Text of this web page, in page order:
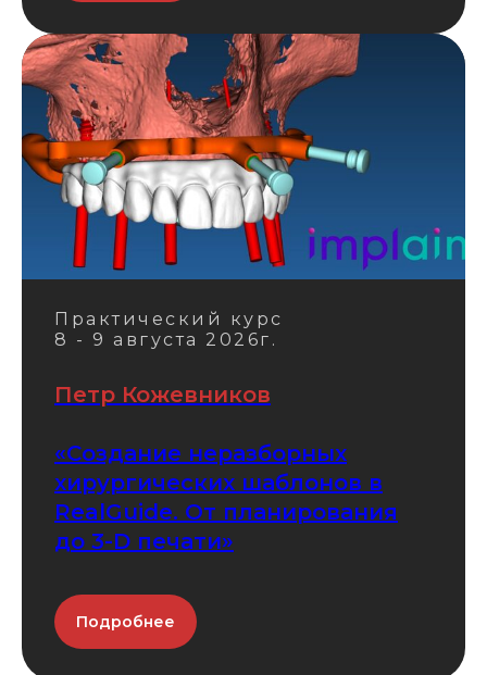
Практический курс
8 - 9 августа 2026г.
Петр Кожевников
«Создание неразборных
хирургических шаблонов в
RealGuide. От планирования
до 3-D печати»
Подробнее